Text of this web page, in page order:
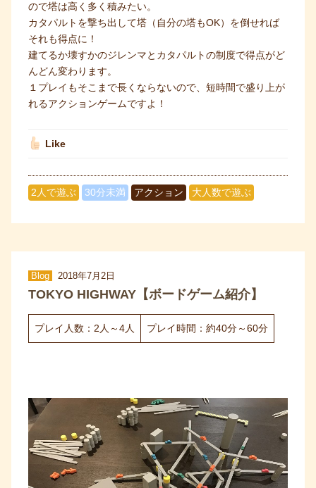
ので塔は高く多く積みたい。
カタパルトを撃ち出して塔（自分の塔もOK）を倒せれば
それも得点に！
建てるか壊すかのジレンマとカタパルトの制度で得点がど
んどん変わります。
１プレイもそこまで長くならないので、短時間で盛り上が
れるアクションゲームですよ！
Like
2人で遊ぶ 30分未満 アクション 大人数で遊ぶ
Blog 2018年7月2日
TOKYO HIGHWAY【ボードゲーム紹介】
プレイ人数：2人～4人 プレイ時間：約40分～60分